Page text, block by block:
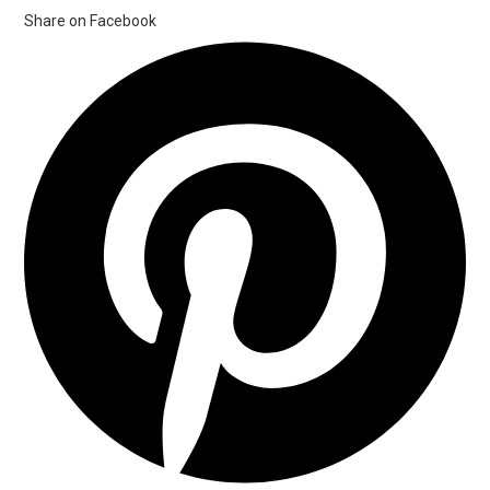
Share on Facebook
window